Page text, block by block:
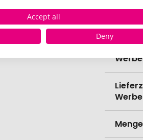
Accept all
Deny